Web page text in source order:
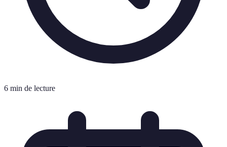
6 min de lecture